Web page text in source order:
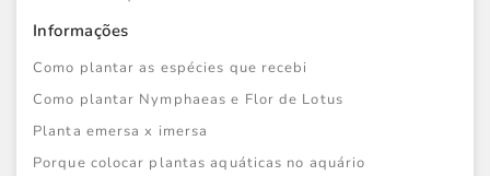
Informações
Como plantar as espécies que recebi
Como plantar Nymphaeas e Flor de Lotus
Planta emersa x imersa
Porque colocar plantas aquáticas no aquário